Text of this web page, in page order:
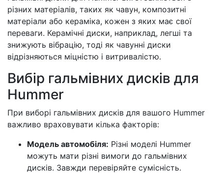
різних матеріалів, таких як чавун, композитні
матеріали або кераміка, кожен з яких має свої
переваги. Керамічні диски, наприклад, легші та
знижують вібрацію, тоді як чавунні диски
відрізняються міцністю і витривалістю.
Вибір гальмівних дисків для
Hummer
При виборі гальмівних дисків для вашого Hummer
важливо враховувати кілька факторів:
Модель автомобіля: Різні моделі Hummer
можуть мати різні вимоги до гальмівних
дисків. Завжди перевіряйте сумісність.